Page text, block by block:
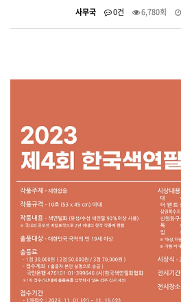
사무국 0건 6,780회